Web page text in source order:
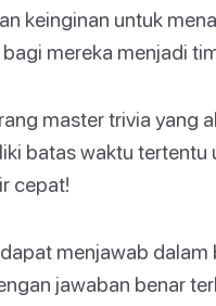
keinginan untuk
mereka menjadi
master trivia yang
batas waktu
cepat!
menjawab
jawaban benar